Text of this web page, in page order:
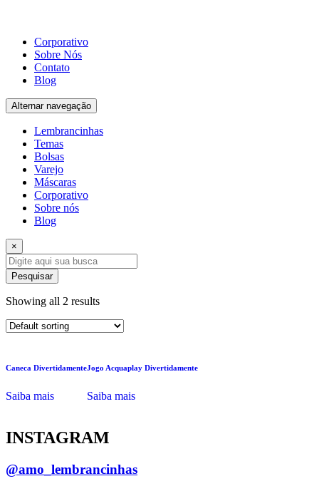
Corporativo
Sobre Nós
Contato
Blog
Alternar navegação
Lembrancinhas
Temas
Bolsas
Varejo
Máscaras
Corporativo
Sobre nós
Blog
×
Pesquisar
Showing all 2 results
Caneca Divertidamente
Saiba mais
Jogo Acquaplay Divertidamente
Saiba mais
INSTAGRAM
@amo_lembrancinhas